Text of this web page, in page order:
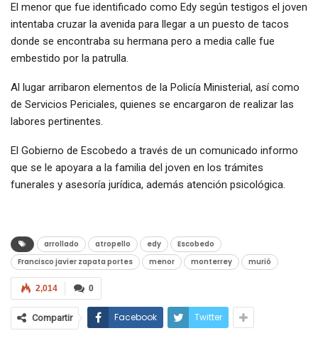
El menor que fue identificado como Edy según testigos el joven
intentaba cruzar la avenida para llegar a un puesto de tacos
donde se encontraba su hermana pero a media calle fue
embestido por la patrulla.
Al lugar arribaron elementos de la Policía Ministerial, así como
de Servicios Periciales, quienes se encargaron de realizar las
labores pertinentes.
El Gobierno de Escobedo a través de un comunicado informo
que se le apoyara a la familia del joven en los trámites
funerales y asesoría jurídica, además atención psicológica.
arrollado atropello edy
Escobedo
Francisco javier zapata portes
menor monterrey murió
0
2,014
Compartir Facebook Twitter